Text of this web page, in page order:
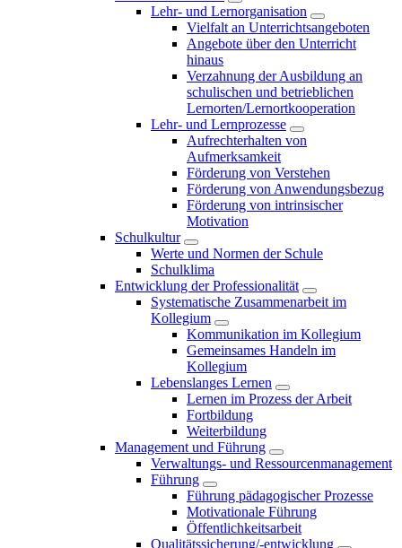
Lehr- und Lernorganisation
Vielfalt an Unterrichtsangeboten
Angebote über den Unterricht
hinaus
Verzahnung der Ausbildung an
schulischen und betrieblichen
Lernorten/Lernortkooperation
Lehr- und Lernprozesse
Aufrechterhalten von
Aufmerksamkeit
Förderung von Verstehen
Förderung von Anwendungsbezug
Förderung von intrinsischer
Motivation
Schulkultur
Werte und Normen der Schule
Schulklima
Entwicklung der Professionalität
Systematische Zusammenarbeit im
Kollegium
Kommunikation im Kollegium
Gemeinsames Handeln im
Kollegium
Lebenslanges Lernen
Lernen im Prozess der Arbeit
Fortbildung
Weiterbildung
Management und Führung
Verwaltungs- und Ressourcenmanagement
Führung
Führung pädagogischer Prozesse
Motivationale Führung
Öffentlichkeitsarbeit
Qualitätssicherung/-entwicklung